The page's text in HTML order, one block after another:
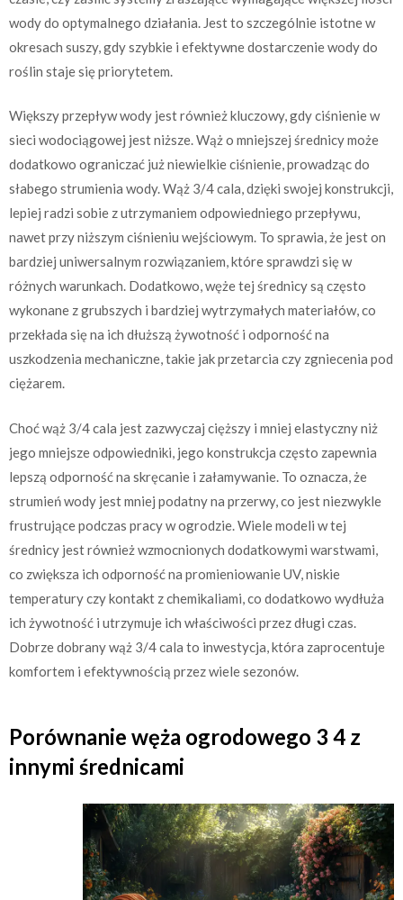
wody do optymalnego działania. Jest to szczególnie istotne w
okresach suszy, gdy szybkie i efektywne dostarczenie wody do
roślin staje się priorytetem.
Większy przepływ wody jest również kluczowy, gdy ciśnienie w
sieci wodociągowej jest niższe. Wąż o mniejszej średnicy może
dodatkowo ograniczać już niewielkie ciśnienie, prowadząc do
słabego strumienia wody. Wąż 3/4 cala, dzięki swojej konstrukcji,
lepiej radzi sobie z utrzymaniem odpowiedniego przepływu,
nawet przy niższym ciśnieniu wejściowym. To sprawia, że jest on
bardziej uniwersalnym rozwiązaniem, które sprawdzi się w
różnych warunkach. Dodatkowo, węże tej średnicy są często
wykonane z grubszych i bardziej wytrzymałych materiałów, co
przekłada się na ich dłuższą żywotność i odporność na
uszkodzenia mechaniczne, takie jak przetarcia czy zgniecenia pod
ciężarem.
Choć wąż 3/4 cala jest zazwyczaj cięższy i mniej elastyczny niż
jego mniejsze odpowiedniki, jego konstrukcja często zapewnia
lepszą odporność na skręcanie i załamywanie. To oznacza, że
strumień wody jest mniej podatny na przerwy, co jest niezwykle
frustrujące podczas pracy w ogrodzie. Wiele modeli w tej
średnicy jest również wzmocnionych dodatkowymi warstwami,
co zwiększa ich odporność na promieniowanie UV, niskie
temperatury czy kontakt z chemikaliami, co dodatkowo wydłuża
ich żywotność i utrzymuje ich właściwości przez długi czas.
Dobrze dobrany wąż 3/4 cala to inwestycja, która zaprocentuje
komfortem i efektywnością przez wiele sezonów.
Porównanie węża ogrodowego 3 4 z
innymi średnicami